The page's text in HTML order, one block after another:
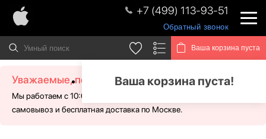
+7 (499) 113-93-51
Обратный звонок
Ваша корзина пуста
Ваша корзина пуста!
Уважаемые, посетители!
Мы работаем с 10:00 - 21:00 без выходных. Для Вас доступен
самовывоз и бесплатная доставка по Москве.